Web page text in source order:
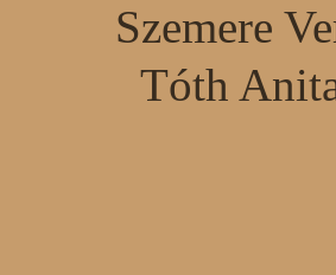
Szemere
Tóth